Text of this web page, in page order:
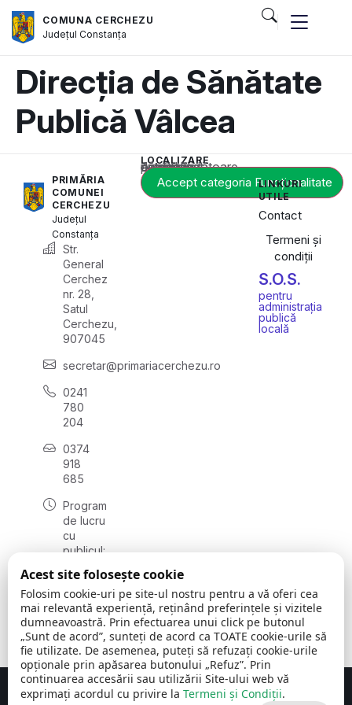
COMUNA CERCHEZU
JudețulConstanța
Direcția de Sănătate
Publică Vâlcea
PRIMĂRIA
COMUNEI
CERCHEZU
Județul
Constanța
Str.
General
Cerchez
nr. 28,
Satul
Cerchezu,
907045
secretar@primariacerchezu.ro
0241
780
204
0374
918
685
Program
de lucru
cu
publicul:
08:00 -
16:30
, vineri:
08:00 -
14:00
LOCALIZARE
Acest conținut este blocat până când acceptați categoria corespunzătoare de cookie-uri.
Accept categoria Funcționalitate
LINKURI
UTILE
Contact
Termeni și
condiții
S.O.S.
pentru
administrația
publică
locală
Concept realizat de Big Media Relații Publice SRL
Acest site folosește cookie
Folosim cookie-uri pe site-ul nostru pentru a vă oferi cea
mai relevantă experiență, reținând preferințele și vizitele
dumneavoastră. Prin efectuarea unui click pe butonul
„Sunt de acord”, sunteți de acord ca TOATE cookie-urile să
fie utilizate. De asemenea, puteți să refuzați cookie-urile
opționale prin apăsarea butonului „Refuz”. Prin
continuarea accesării sau utilizării Site-ului web vă
exprimați acordul cu privire la Termeni și Condiții.